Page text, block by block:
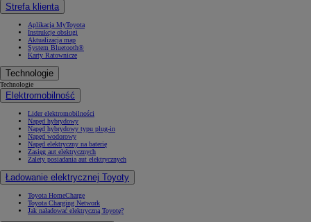
Strefa klienta
Aplikacja MyToyota
Instrukcje obsługi
Aktualizacja map
System Bluetooth®
Karty Ratownicze
Technologie
Technologie
Elektromobilność
Lider elektromobilności
Napęd hybrydowy
Napęd hybrydowy typu plug-in
Napęd wodorowy
Napęd elektryczny na baterię
Zasięg aut elektrycznych
Zalety posiadania aut elektrycznych
Ładowanie elektrycznej Toyoty
Toyota HomeCharge
Toyota Charging Network
Jak naładować elektryczną Toyotę?